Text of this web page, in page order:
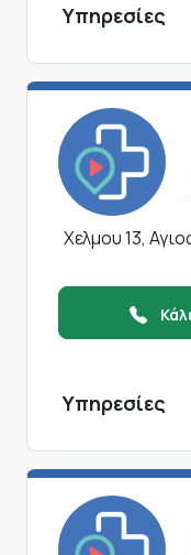
Υπηρεσίες
Χελμου 13,
Υπηρεσίες